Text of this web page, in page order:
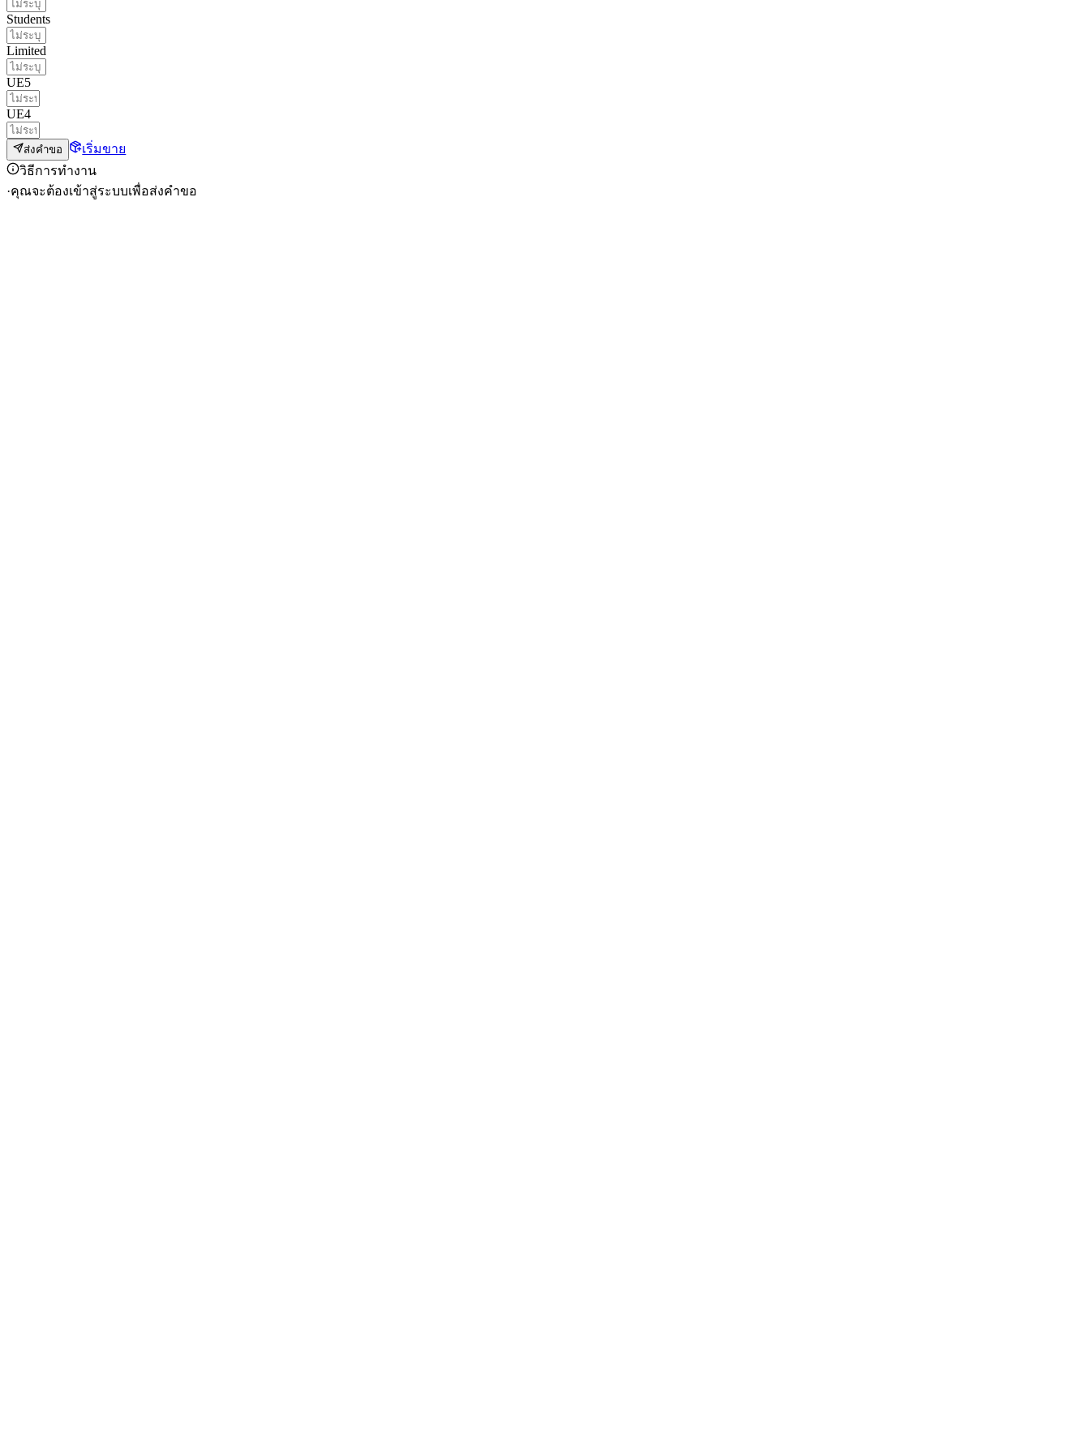
Students
Limited
UE5
UE4
ส่งคำขอ
เริ่มขาย
วิธีการทำงาน
·คุณจะต้องเข้าสู่ระบบเพื่อส่งคำขอ